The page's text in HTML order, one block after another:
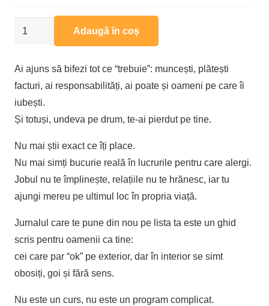
Cantitate
te
pune
din
nou
pe
lista
ta
-
Adaugă în coș
Ai ajuns să bifezi tot ce “trebuie”: muncești, plătești
facturi, ai responsabilități, ai poate și oameni pe care îi
iubești.
Și totuși, undeva pe drum, te-ai pierdut pe tine.
Nu mai știi exact ce îți place.
Nu mai simți bucurie reală în lucrurile pentru care alergi.
Jobul nu te împlinește, relațiile nu te hrănesc, iar tu
ajungi mereu pe ultimul loc în propria viață.
Jurnalul care te pune din nou pe lista ta este un ghid
scris pentru oamenii ca tine:
cei care par “ok” pe exterior, dar în interior se simt
obosiți, goi și fără sens.
Nu este un curs, nu este un program complicat.